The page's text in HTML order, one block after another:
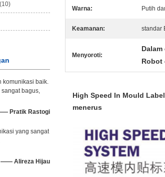
(10)
komunikasi baik.
bagus,
Pratik Rastogi
yang sangat
—— Alireza Hijau
Warna: Putih
Keamanan: standar
Menyoroti:
Robot
High Speed In Mould
menerus